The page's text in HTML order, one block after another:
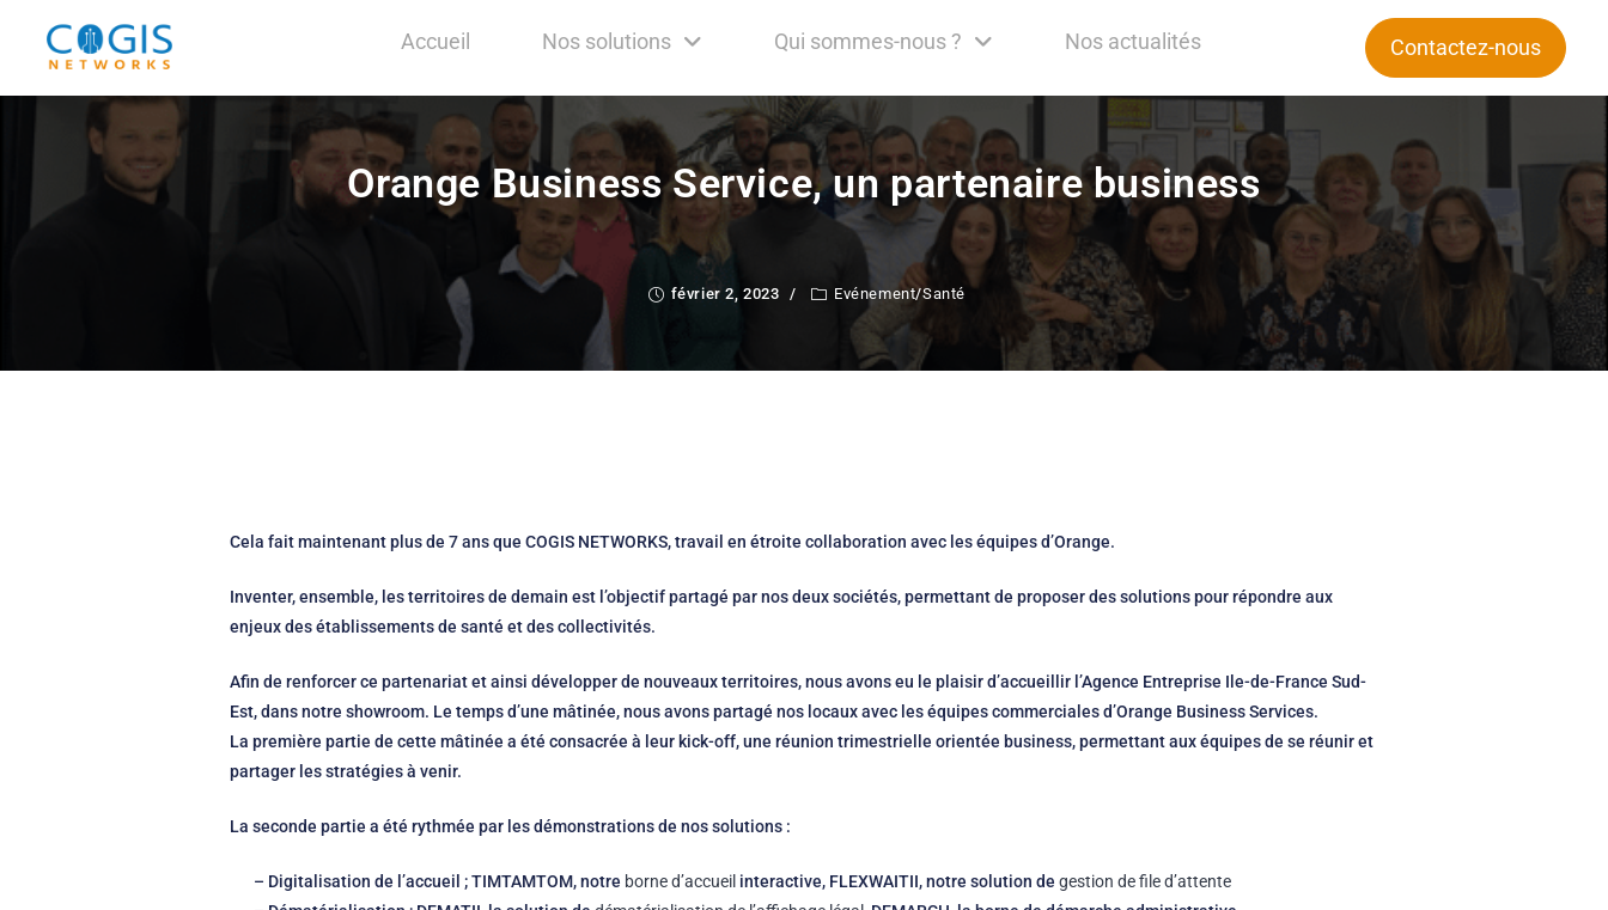
Accueil Nos solutions Qui sommes-nous ? Nos actualités Contactez-nous
Orange Business Service, un partenaire business
février 2, 2023 Evénement/Santé
Cela fait maintenant plus de 7 ans que COGIS NETWORKS, travail en étroite collaboration avec les équipes d’Orange.
Inventer, ensemble, les territoires de demain est l’objectif partagé par nos deux sociétés, permettant de proposer des solutions pour répondre aux
enjeux des établissements de santé et des collectivités.
Afin de renforcer ce partenariat et ainsi développer de nouveaux territoires, nous avons eu le plaisir d’accueillir l’Agence Entreprise Ile-de-France Sud-
Est, dans notre showroom. Le temps d’une mâtinée, nous avons partagé nos locaux avec les équipes commerciales d’Orange Business Services.
La première partie de cette mâtinée a été consacrée à leur kick-off, une réunion trimestrielle orientée business, permettant aux équipes de se réunir et
partager les stratégies à venir.
La seconde partie a été rythmée par les démonstrations de nos solutions :
– Digitalisation de l’accueil ; TIMTAMTOM, notre borne d’accueil interactive, FLEXWAITII, notre solution de gestion de file d’attente